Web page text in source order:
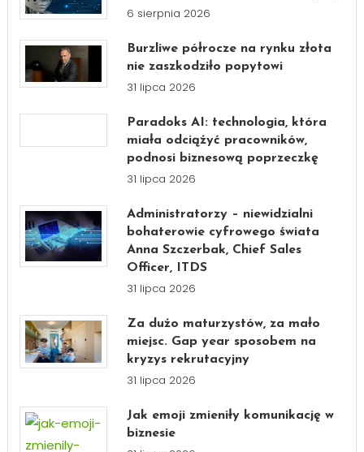
6 sierpnia 2026
Burzliwe półrocze na rynku złota
nie zaszkodziło popytowi
31 lipca 2026
Paradoks AI: technologia, która
miała odciążyć pracowników,
podnosi biznesową poprzeczkę
31 lipca 2026
Administratorzy – niewidzialni
bohaterowie cyfrowego świata
Anna Szczerbak, Chief Sales
Officer, ITDS
31 lipca 2026
Za dużo maturzystów, za mało
miejsc. Gap year sposobem na
kryzys rekrutacyjny
31 lipca 2026
Jak emoji zmieniły komunikację w
biznesie